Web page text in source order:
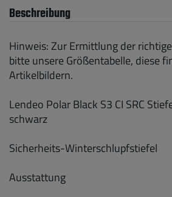
Beschreibung
Hinweis: Zur Ermittlung der
bitte unsere Größentabelle, diese
Artikelbildern.
Lendeo Polar Black S3 CI SRC
schwarz
Sicherheits-Winterschlupfstiefel
Ausstattung